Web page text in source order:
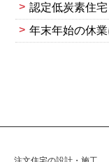
認定低炭素住
年末年始の休